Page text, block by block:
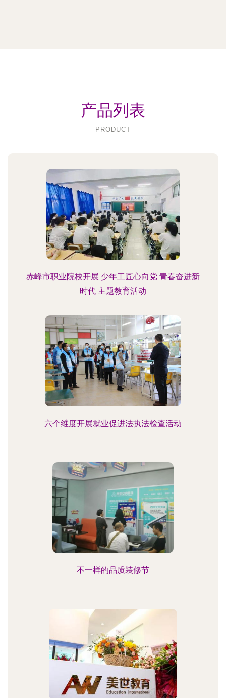
产品列表
PRODUCT
赤峰市职业院校开展 少年工匠心向党 青春奋进新
时代 主题教育活动
六个维度开展就业促进法执法检查活动
不一样的品质装修节